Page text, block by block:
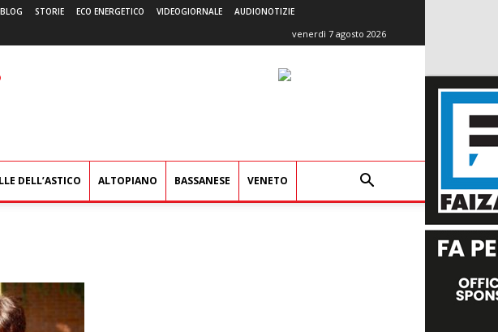
BLOG STORIE ECO ENERGETICO VIDEOGIORNALE AUDIONOTIZIE
venerdì 7 agosto 2026
DELL’ASTICO ALTOPIANO BASSANESE VENETO